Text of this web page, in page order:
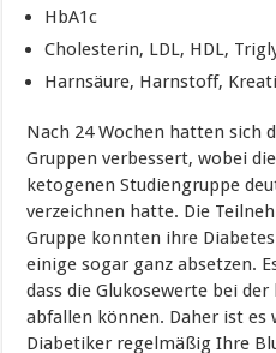
HbA1c
Cholesterin, LDL, HDL,
Harnsäure, Harnstoff,
Nach 24 Wochen hatten sich
Gruppen verbessert, wobei
ketogenen Studiengruppe
verzeichnen hatte. Die
Gruppe konnten ihre
einige sogar ganz absetzen.
dass die Glukosewerte bei
abfallen können. Daher ist es
Diabetiker regelmäßig Ihre